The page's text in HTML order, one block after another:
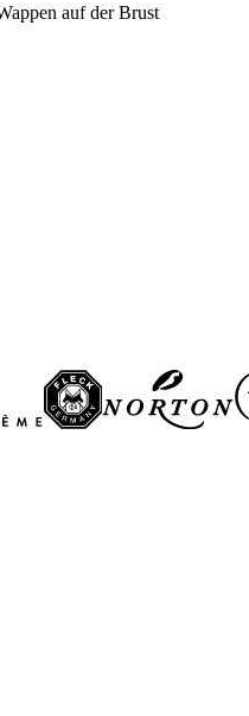
auf der Brust